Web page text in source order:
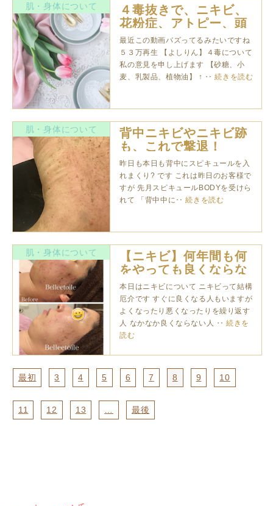
肌・身体について
４毒抜きで、ニキビ、
花粉症、アトピー、頭
痛が改善！
最近この動画バズってるみたいですね
５３万再生 【よしりん】４毒について
私の意見を申し上げます 【砂糖、小
麦、乳製品、植物油】 ↑ ‥続きを読む
肌・身体について
背中ニキビやニキビ跡
も、これで撃退！
昨日も本日も背中にスピキュールを入
れまくり? です これは昨日のお客様で
すが 先月スピキュールBODYを受けら
れて 「背中中に‥続きを読む
肌・身体について
【ニキビ】何年間も何
をやっても良くならな
いニキビの変化
本日はニキビについて ニキビって結構
厄介です すぐに良くなる人もいますが
よくなったり悪くなったりを繰り返す
人 なかなか良くならない人 ‥続きを
読む
最初 3 4 5 6 7 8 9 10
11 12 13 最後